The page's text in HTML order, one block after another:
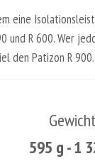
eine
R 600. Wer
den Patizon R 900.
595 g - 1